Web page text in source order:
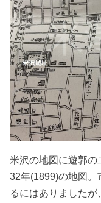
米沢の地図に遊郭の
32年(1899)の地図。
るにはありましたが